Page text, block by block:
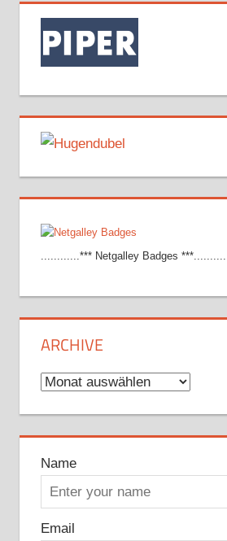
............*** Netgalley Badges ***............
ARCHIVE
Archive
Name
Email